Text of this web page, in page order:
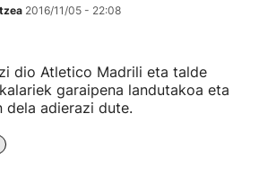
2016/11/05 - 22:08
dio Atletico Madrili eta talde
garaipena landutakoa eta
dela adierazi dute.